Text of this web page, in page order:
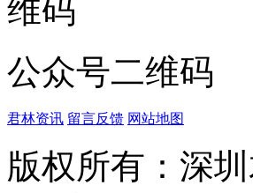
公众号二维码
君林资讯 留言反馈 网站地图
版权所有：深